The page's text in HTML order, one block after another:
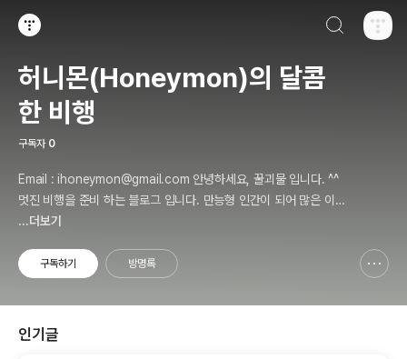
허니몬(Honeymon)의 달콤
한 비행
구독자 0
Email : ihoneymon@gmail.com 안녕하세요, 꿀괴물 입니다. ^^
멋진 비행을 준비 하는 블로그 입니다. 만능형 인간이 되어 많은 이들
에게 인정받고, 즐겁고 행복하게 살기를 간절히 원합니다!! 달콤살벌
...더보기
구독하기 방명록
인기글